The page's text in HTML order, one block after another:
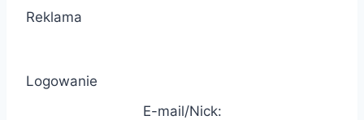
Reklama
Logowanie
E-mail/Nick: